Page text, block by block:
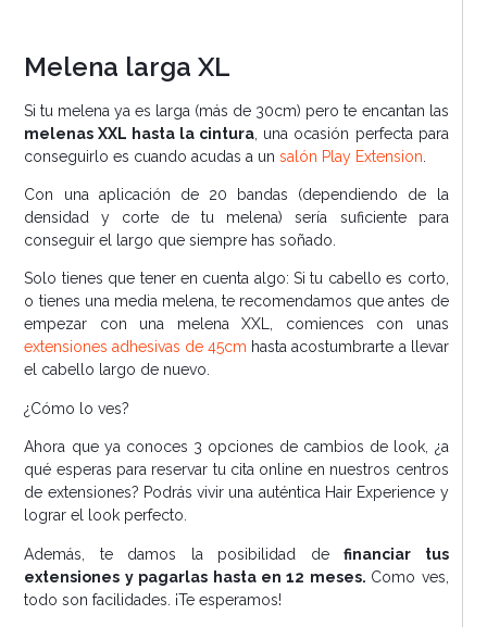
Melena larga XL
Si tu melena ya es larga (más de 30cm) pero te encantan las
melenas XXL hasta la cintura , una ocasión perfecta para
conseguirlo es cuando acudas a un salón Play Extension
Con una aplicación de 20 bandas (dependiendo de la
densidad y corte de tu melena) sería suficiente para
conseguir el largo que siempre has soñado.
Solo tienes que tener en cuenta algo: Si tu cabello es corto,
o tienes una media melena, te recomendamos que antes de
empezar con una melena XXL, comiences con unas
extensiones adhesivas de 45cm hasta acostumbrarte a llevar
el cabello largo de nuevo.
¿Cómo lo ves?
Ahora que ya conoces 3 opciones de cambios de look, ¿a
qué esperas para reservar tu cita online en nuestros centros
de extensiones? Podrás vivir una auténtica Hair Experience y
lograr el look perfecto.
Además, te damos la posibilidad definanciar tus
extensiones y pagarlas hasta en 12 meses. Como ves,
todo son facilidades. ¡Te esperamos!